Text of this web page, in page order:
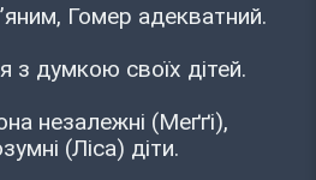
Гомер адекватний.
з думкою своїх дітей.
незалежні (Меґґі),
(Ліса) діти.